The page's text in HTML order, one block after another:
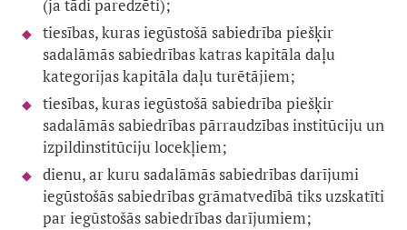
(ja tādi paredzēti);
tiesības, kuras iegūstošā sabiedrība piešķir
sadalāmās sabiedrības katras kapitāla daļu
kategorijas kapitāla daļu turētājiem;
tiesības, kuras iegūstošā sabiedrība piešķir
sadalāmās sabiedrības pārraudzības institūciju un
izpildinstitūciju locekļiem;
dienu, ar kuru sadalāmās sabiedrības darījumi
iegūstošās sabiedrības grāmatvedībā tiks uzskatīti
par iegūstošās sabiedrības darījumiem;